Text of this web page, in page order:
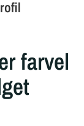
farvel